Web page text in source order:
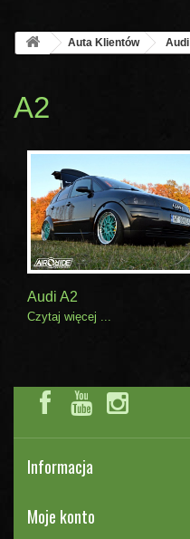
Auta Klientów Audi
A2
Audi A2
Czytaj więcej ...
Informacja
Moje konto